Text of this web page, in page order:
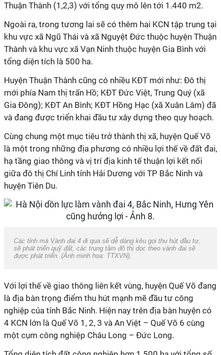
Thuận Thành (1,2,3) với tổng quy mô lên tới 1.440 m2.
Ngoài ra, trong tương lai sẽ có thêm hai KCN tập trung tại
khu vực xã Ngũ Thái và xã Nguyệt Đức thuộc huyện Thuận
Thành và khu vực xã Vạn Ninh thuộc huyện Gia Bình với
tổng diện tích là 500 ha.
Huyện Thuận Thành cũng có nhiều KĐT mới như: Đô thị
mới phía Nam thị trấn Hồ; KĐT Đức Việt, Trung Quý (xã
Gia Đông); KĐT An Bình; KĐT Hồng Hạc (xã Xuân Lâm) đã
và đang được triển khai đầu tư xây dựng theo quy hoạch.
Cùng chung một mục tiêu trở thành thị xã, huyện Quế Võ
là một trong những địa phương có nhiều lợi thế về đất đai,
hạ tầng giao thông và vị trí địa kinh tế thuận lợi kết nối
giữa đô thị Chí Linh tỉnh Hải Dương với TP Bắc Ninh và
huyện Tiên Du.
Các tỉnh mà Vành đai 4 đi qua sẽ dễ dàng kêu gọi thu hút đầu tư,
sẽ phát triển quỹ đất, các trung tâm đô thị dọc theo vành đai sẽ
được phát triển. (Ảnh minh họa: TTXVN).
Với lợi thế về giao thông liên kết vùng, huyện Quế Võ đang
là địa bàn trọng điểm thu hút mạnh mẽ đầu tư công
nghiệp của tỉnh Bắc Ninh. Hiện nay trên địa bàn huyện có
4 KCN lớn là Quế Võ 1, 2, 3 và An Việt – Quế Võ 6 cùng
một cụm công nghiệp Châu Long – Đức Long.